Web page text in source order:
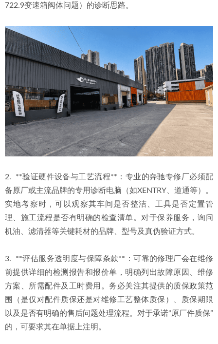
722.9变速箱阀体问题）的诊断思路。
2.  **验证硬件设备与工艺流程**：专业的奔驰专修厂必须配
备原厂或主流品牌的专用诊断电脑（如XENTRY、道通等）。
实地考察时，可以观察其车间是否整洁、工具是否定置管
理、施工流程是否有明确的检查清单。对于保养服务，询问
机油、滤清器等关键耗材的品牌、型号及真伪验证方式。
3.  **评估服务透明度与保障条款**：可靠的修理厂会在维修
前提供详细的检测报告和报价单，明确列出故障原因、维修
方案、所需配件及工时费用。务必关注其提供的质保政策范
围（是仅对配件质保还是对维修工艺整体质保）、质保期限
以及是否有明确的售后问题处理流程。对于承诺“原厂件质保”
的，可要求其在单据上注明。